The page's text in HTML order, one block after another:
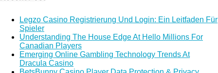
Legzo Casino Registrierung Und Login: Ein Leitfaden Für
Spieler
Understanding The House Edge At Hello Millions For
Canadian Players
Emerging Online Gambling Technology Trends At
Dracula Casino